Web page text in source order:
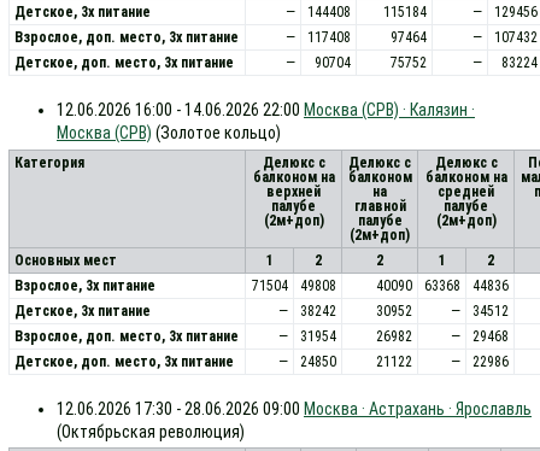
Детское, 3х питание
— 144408 115184 —
129456
Взрослое, доп. место, 3x питание
— 117408 97464 —
107432
Детское, доп. место, 3x питание
— 90704 75752 — 83224
12.06.2026 16:00 - 14.06.2026 22:00 Москва (СРВ) · Калязин ·
Москва (СРВ) (Золотое кольцо)
Категория
Делюкс с
балконом на
верхней
палубе
(2м+доп)
Делюкс с
балконом
на
главной
палубе
(2м+доп)
Делюкс с
балконом на
средней
палубе
(2м+доп)
Основных мест 1 2 2 1
2
Взрослое, 3х питание
71504 49808 40090 63368
44836
Детское, 3х питание
— 38242 30952 —
34512
Взрослое, доп. место, 3x питание
— 31954 26982 —
29468
Детское, доп. место, 3x питание
— 24850 21122 — 22986
12.06.2026 17:30 - 28.06.2026 09:00 Москва · Астрахань · Ярославль
(Октябрьская революция)